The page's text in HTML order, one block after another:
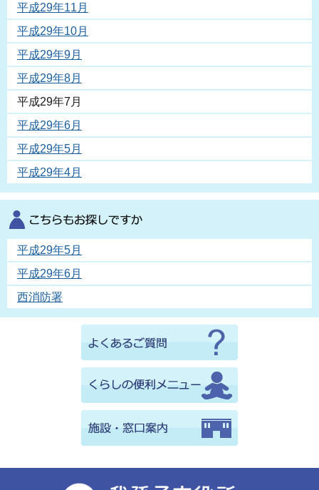
平成29年11月
平成29年10月
平成29年9月
平成29年8月
平成29年7月
平成29年6月
平成29年5月
平成29年4月
平成29年5月
平成29年6月
西消防署